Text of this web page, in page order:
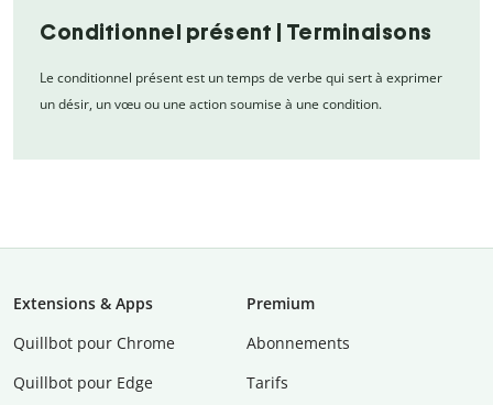
Conditionnel présent | Terminaisons
Le conditionnel présent est un temps de verbe qui sert à exprimer
un désir, un vœu ou une action soumise à une condition.
Extensions & Apps
Quillbot pour Chrome
Quillbot pour Edge
Premium
Abonnements
Tarifs